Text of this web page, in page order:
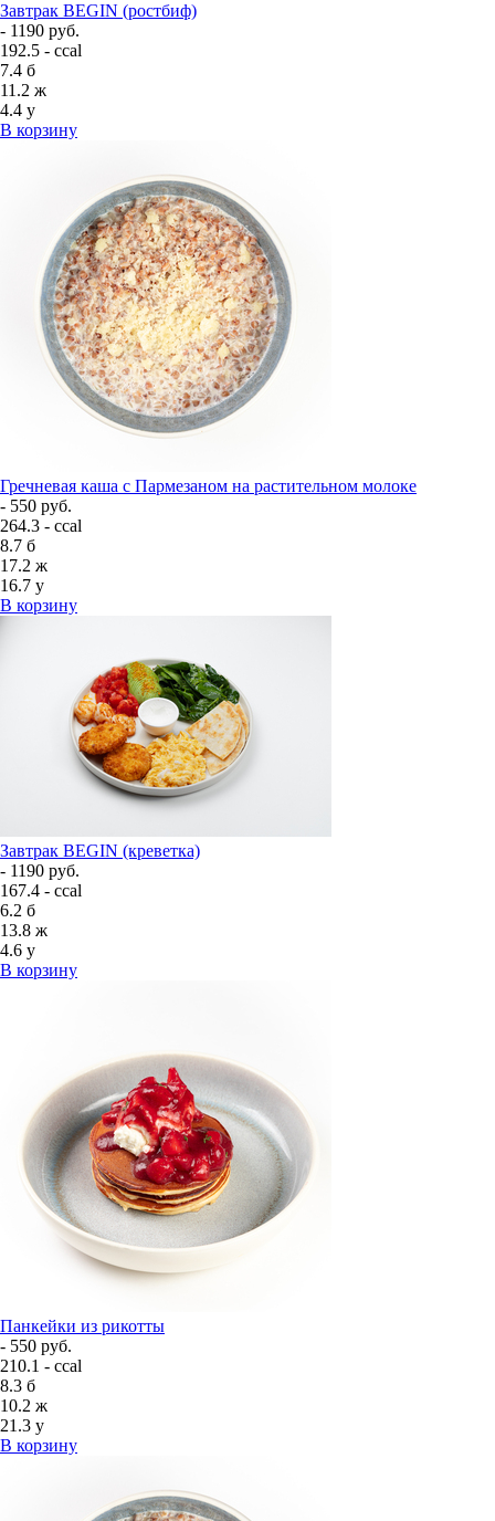
Завтрак BEGIN (ростбиф)
- 1190 руб.
192.5 - ccal
7.4 б
11.2 ж
4.4 у
В корзину
Гречневая каша с Пармезаном на растительном молоке
- 550 руб.
264.3 - ccal
8.7 б
17.2 ж
16.7 у
В корзину
Завтрак BEGIN (креветка)
- 1190 руб.
167.4 - ccal
6.2 б
13.8 ж
4.6 у
В корзину
Панкейки из рикотты
- 550 руб.
210.1 - ccal
8.3 б
10.2 ж
21.3 у
В корзину